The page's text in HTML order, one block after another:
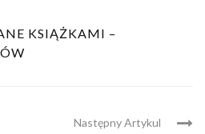
KSIĄŻKAMI –
Następny Artykul